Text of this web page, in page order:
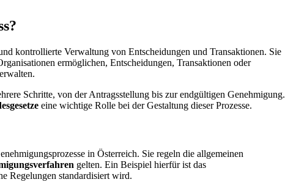
kontrollierte Verwaltung von Entscheidungen und Transaktionen. Sie
ermöglichen, Entscheidungen, Transaktionen oder
Schritte, von der Antragsstellung bis zur endgültigen Genehmigung.
eine wichtige Rolle bei der Gestaltung dieser Prozesse.
in Österreich. Sie regeln die allgemeinen
gelten. Ein Beispiel hierfür ist das
Regelungen standardisiert wird.